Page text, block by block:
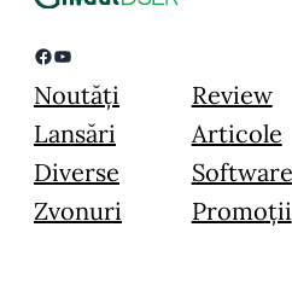
Facebook YouTube
Noutăți
Lansări
Diverse
Zvonuri
Review
Articole
Software
Promoții